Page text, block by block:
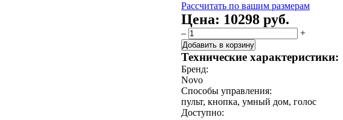
Рассчитать по вашим размерам
Цена: 10298 руб.
– +
Добавить в корзину
Технические характеристики:
Бренд:
Novo
Способы управления:
пульт, кнопка, умный дом, голос
Доступно: